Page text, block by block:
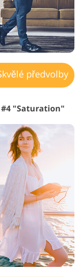
předvolby
#4 "Saturation"